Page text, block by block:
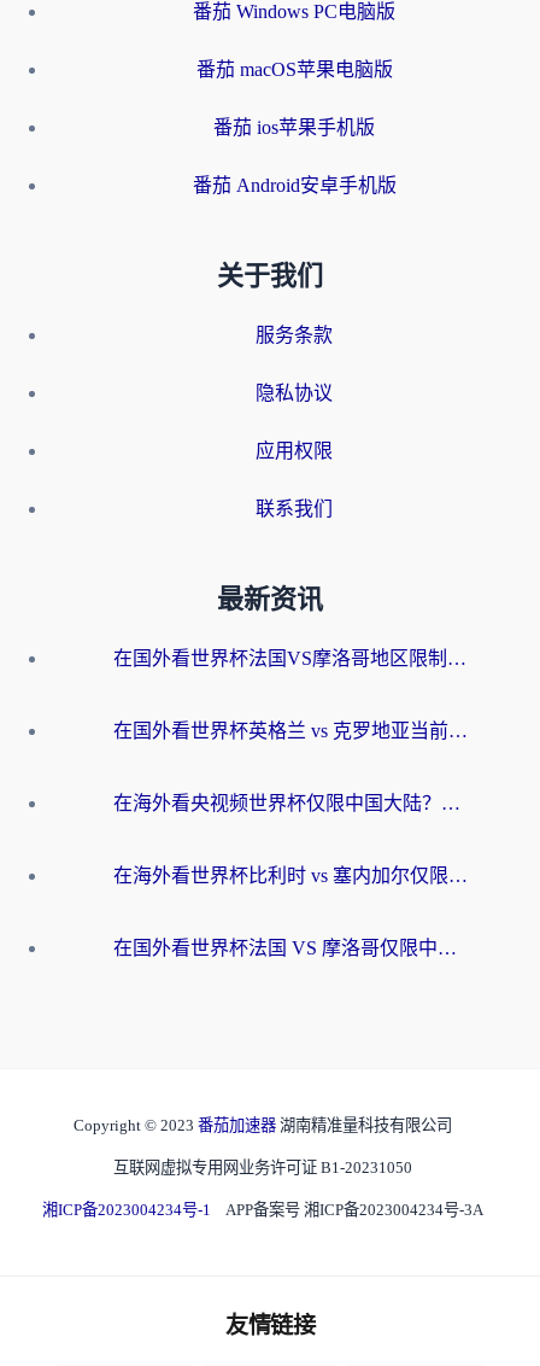
番茄 Windows PC电脑版
番茄 macOS苹果电脑版
番茄 ios苹果手机版
番茄 Android安卓手机版
关于我们
服务条款
隐私协议
应用权限
联系我们
最新资讯
在国外看世界杯法国VS摩洛哥地区限制？这篇指南让你流畅看中文解说无压力
在国外看世界杯英格兰 vs 克罗地亚当前地区不可播放？这篇指南帮你搞定所有海外观赛难题
在海外看央视频世界杯仅限中国大陆？这篇指南帮你解锁中文解说+无卡顿直播
在海外看世界杯比利时 vs 塞内加尔仅限中国大陆？我找到了最流畅的中文解说之路
在国外看世界杯法国 VS 摩洛哥仅限中国大陆？海外党这样看中文解说赛事不卡顿
Copyright © 2023 番茄加速器 湖南精准量科技有限公司
互联网虚拟专用网业务许可证 B1-20231050
湘ICP备2023004234号-1 APP备案号 湘ICP备2023004234号-3A
友情链接